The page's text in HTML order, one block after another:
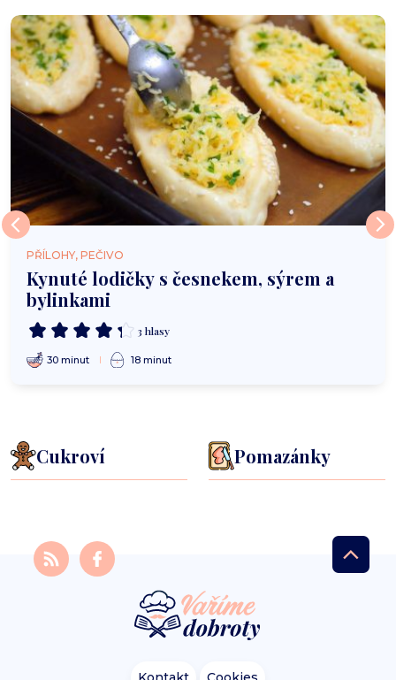
PŘÍLOHY, PEČIVO
Kynuté lodičky s česnekem, sýrem a
bylinkami
3 hlasy
30 minut 18 minut
Cukroví Pomazánky